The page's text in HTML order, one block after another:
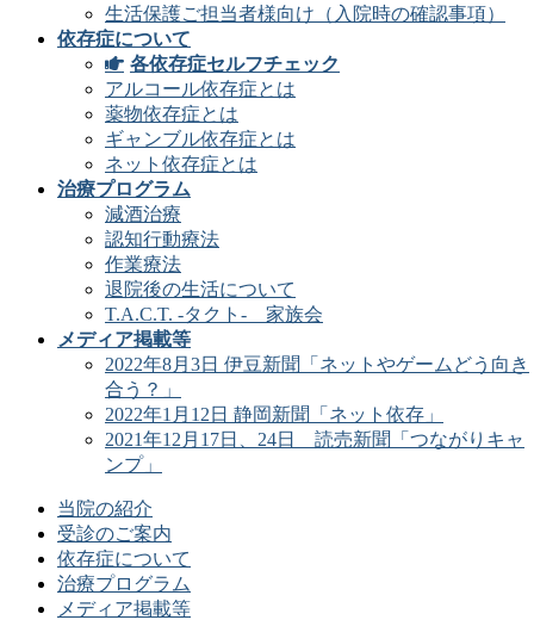
生活保護ご担当者様向け（入院時の確認事項）
依存症について
各依存症セルフチェック
アルコール依存症とは
薬物依存症とは
ギャンブル依存症とは
ネット依存症とは
治療プログラム
減酒治療
認知行動療法
作業療法
退院後の生活について
T.A.C.T. -タクト- 家族会
メディア掲載等
2022年8月3日 伊豆新聞「ネットやゲームどう向き
合う？」
2022年1月12日 静岡新聞「ネット依存」
2021年12月17日、24日 読売新聞「つながりキャ
ンプ」
当院の紹介
受診のご案内
依存症について
治療プログラム
メディア掲載等